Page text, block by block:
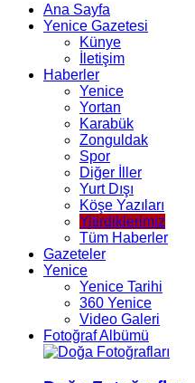
Ana Sayfa
Yenice Gazetesi
Künye
İletişim
Haberler
Yenice
Yortan
Karabük
Zonguldak
Spor
Diğer İller
Yurt Dışı
Köşe Yazıları
Yitirdiklerimiz
Tüm Haberler
Gazeteler
Yenice
Yenice Tarihi
360 Yenice
Video Galeri
Fotoğraf Albümü